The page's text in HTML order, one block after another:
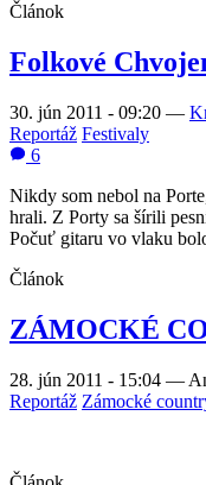
Článok
Folkové
30. jún 2011 - 09:20 —
Reportáž Festivaly
6
Nikdy som nebol na
hrali. Z Porty sa šírili
Počuť gitaru vo vlaku
Článok
ZÁMOCKÉ
28. jún 2011 - 15:04 —
Reportáž Zámocké